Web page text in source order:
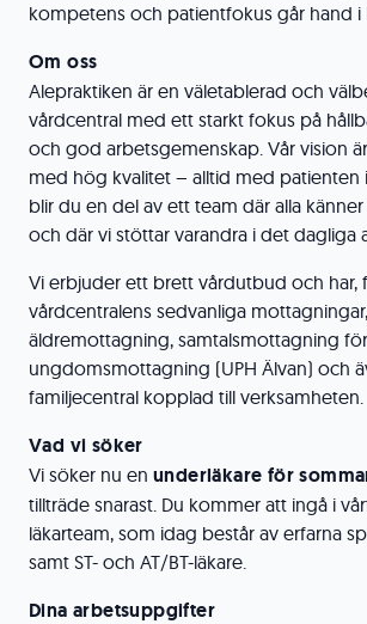
kompetens och patientfokus går hand i
Om oss
Alepraktiken är en väletablerad och
vårdcentral med ett starkt fokus på
och god arbetsgemenskap. Vår vision
med hög kvalitet – alltid med patienten
blir du en del av ett team där alla
och där vi stöttar varandra i det dagliga
Vi erbjuder ett brett vårdutbud och har,
vårdcentralens sedvanliga
äldremottagning, samtalsmottagning
ungdomsmottagning (UPH Älvan) och
familjecentral kopplad till verksamheten.
Vad vi söker
Vi söker nu en underläkare för
tillträde snarast. Du kommer att ingå i
läkarteam, som idag består av erfarna
samt ST- och AT/BT-läkare.
Dina arbetsuppgifter